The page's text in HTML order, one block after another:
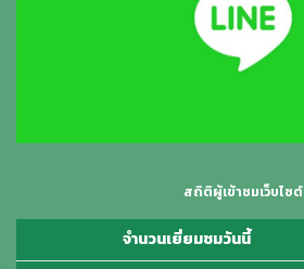
สถิติผู้เข้าชมเว็บไซต์
จำนวนเยี่ยมชมวันนี้